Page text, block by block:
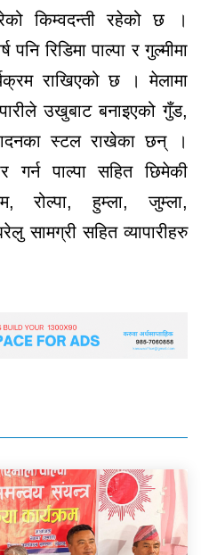
किम्वदन्ती रहेको छ ।
रिडिमा पाल्पा र गुल्मीमा
राखिएको छ । मेलामा
उखुबाट बनाइएको गुँड,
स्टल राखेका छन् ।
गर्न पाल्पा सहित छिमेकी
रोल्पा, हुम्ला, जुम्ला,
सामग्री सहित व्यापारीहरु